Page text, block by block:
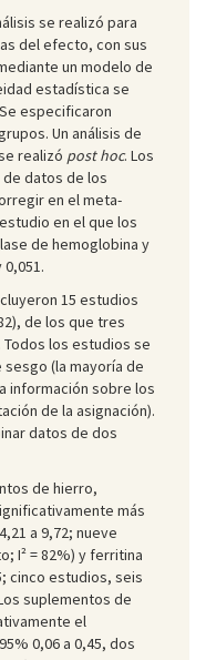
se realizó para
del efecto, con sus
un modelo de
estadística se
especificaron
Un análisis de
realizó post hoc. Los
datos de los
en el meta-
en el que los
de hemoglobina y
15 estudios
de los que tres
los estudios se
(la mayoría de
información sobre los
de la asignación).
datos de dos
de hierro,
más
a 9,72; nueve
Ι² = 82%) y ferritina
cinco estudios, seis
suplementos de
el
0,06 a 0,45, dos